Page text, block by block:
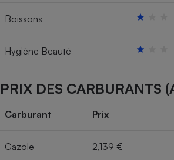
Boissons
Hygiène Beauté
PRIX DES CARBURANTS
Carburant Prix
Gazole 2,139 €